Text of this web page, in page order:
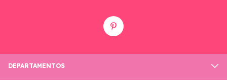
DEPARTAMENTOS